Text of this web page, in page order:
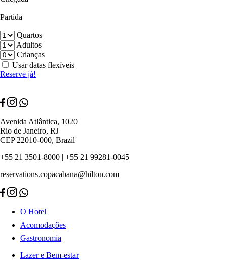
Partida
Quartos
Adultos
Crianças
Usar datas flexíveis
Reserve já!
Avenida Atlântica, 1020
Rio de Janeiro, RJ
CEP 22010-000, Brazil
+55 21 3501-8000 | +55 21 99281-0045
reservations.copacabana@hilton.com
O Hotel
Acomodações
Gastronomia
Lazer e Bem-estar